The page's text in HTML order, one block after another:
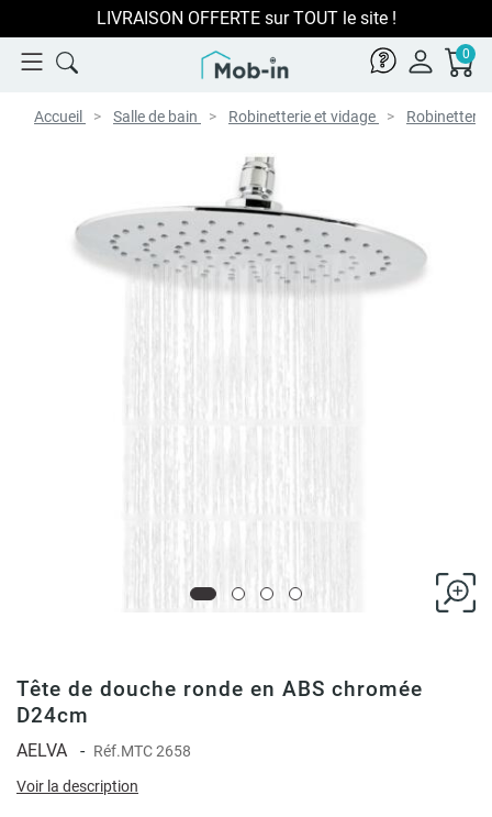
LIVRAISON OFFERTE sur TOUT le site !
0
Accueil Salle de bain Robinetterie et vidage
Tête de douche ronde en ABS chromée
D24cm
AELVA - Réf.MTC 2658
Voir la description